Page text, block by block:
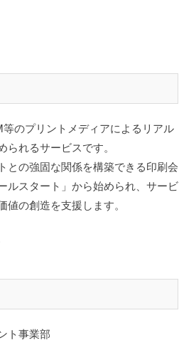
のプリントメディアによるリアル
れるサービスです。
との強固な関係を構築できる印刷会
ルスタート」から始められ、サービ
の創造を支援します。
ト事業部